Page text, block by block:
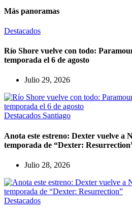
Más panoramas
Destacados
Río Shore vuelve con todo:
temporada el 6 de agosto
Julio 29, 2026
Destacados Santiago
Anota este estreno: Dexter vuelve a
temporada de “Dexter:
Julio 28, 2026
Destacados